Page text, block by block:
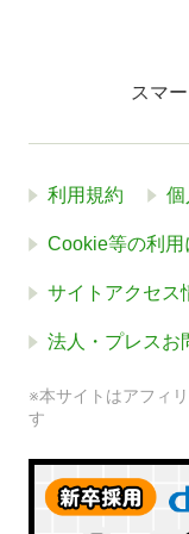
スマ
利用規約 個
Cookie等の利
サイトアクセス
法人・プレスお
※本サイトはアフィ
す